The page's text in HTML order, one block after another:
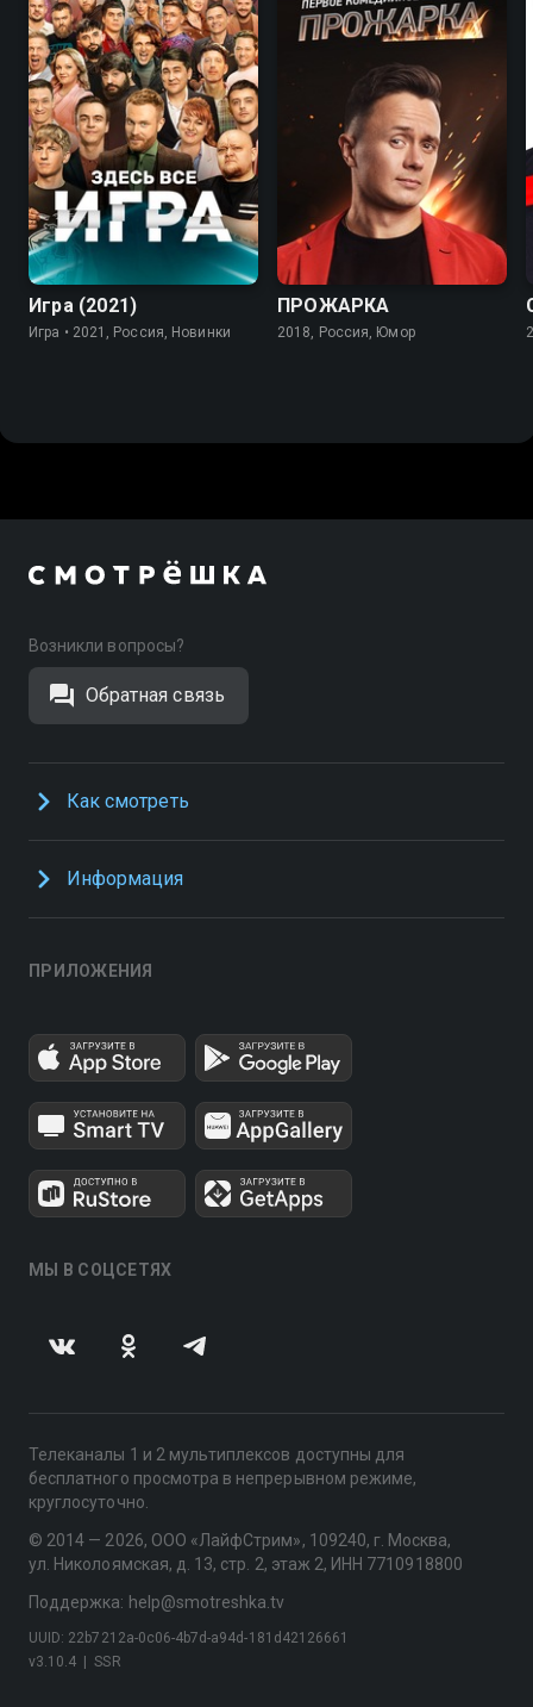
7.8
Игра (2021)
Игра • 2021, Россия, Новинки
ПРОЖАРКА
2018, Россия, Юмор
Возникли вопросы?
Обратная связь
Как смотреть
Информация
ПРИЛОЖЕНИЯ
МЫ В СОЦСЕТЯХ
Телеканалы 1 и 2 мультиплексов доступны для
бесплатного просмотра в непрерывном режиме,
круглосуточно.
© 2014 — 2026, ООО «ЛайфСтрим», 109240, г. Москва,
ул. Николоямская, д. 13, стр. 2, этаж 2, ИНН 7710918800
Поддержка: help@smotreshka.tv
v3.10.4 SSR
UUID: 22b7212a-0c06-4b7d-a94d-181d42126661